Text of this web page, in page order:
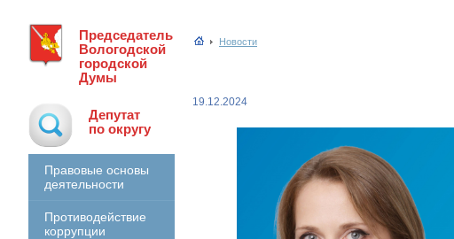
Председатель
Вологодской
городской
Думы
Депутат
по округу
Правовые основы
деятельности
Противодействие
коррупции
Новости
19.12.2024